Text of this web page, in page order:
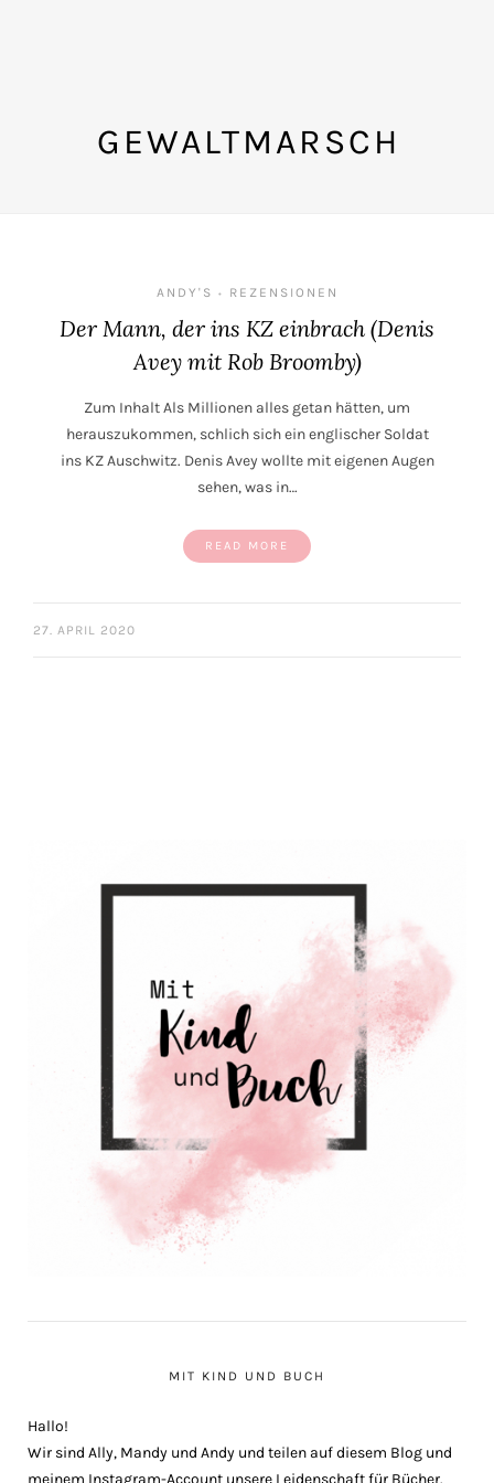
GEWALTMARSCH
ANDY'S • REZENSIONEN
Der Mann, der ins KZ einbrach (Denis
Avey mit Rob Broomby)
Zum Inhalt Als Millionen alles getan hätten, um
herauszukommen, schlich sich ein englischer Soldat
ins KZ Auschwitz. Denis Avey wollte mit eigenen Augen
sehen, was in…
READ MORE
27. APRIL 2020
MIT KIND UND BUCH
Hallo!
Wir sind Ally, Mandy und Andy und teilen auf diesem Blog und
meinem Instagram-Account unsere Leidenschaft für Bücher.